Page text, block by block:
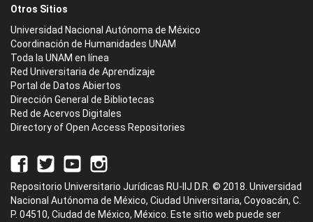
Otros Sitios
Universidad Nacional Autónoma de México
Coordinación de Humanidades UNAM
Toda la UNAM en línea
Red Universitaria de Aprendizaje
Portal de Datos Abiertos
Dirección General de Bibliotecas
Red de Acervos Digitales
Directory of Open Access Repositories
Repositorio Universitario Jurídicas RU-IIJ D.R. © 2018. Universidad
Nacional Autónoma de México, Ciudad Universitaria, Coyoacán, C.
P. 04510, Ciudad de México, México. Este sitio web puede ser